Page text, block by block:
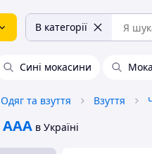
В категорії
Сині мокасини
Одяг та взуття Взуття
ААА в Україні